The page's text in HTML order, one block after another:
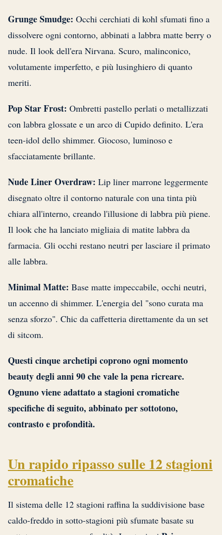
Grunge Smudge: Occhi cerchiati di kohl sfumati fino a
dissolvere ogni contorno, abbinati a labbra matte berry o
nude. Il look dell'era Nirvana. Scuro, malinconico,
volutamente imperfetto, e più lusinghiero di quanto
meriti.
Pop Star Frost: Ombretti pastello perlati o metallizzati
con labbra glossate e un arco di Cupido definito. L'era
teen-idol dello shimmer. Giocoso, luminoso e
sfacciatamente brillante.
Nude Liner Overdraw: Lip liner marrone leggermente
disegnato oltre il contorno naturale con una tinta più
chiara all'interno, creando l'illusione di labbra più piene.
Il look che ha lanciato migliaia di matite labbra da
farmacia. Gli occhi restano neutri per lasciare il primato
alle labbra.
Minimal Matte: Base matte impeccabile, occhi neutri,
un accenno di shimmer. L'energia del "sono curata ma
senza sforzo". Chic da caffetteria direttamente da un set
di sitcom.
Questi cinque archetipi coprono ogni momento
beauty degli anni 90 che vale la pena ricreare.
Ognuno viene adattato a stagioni cromatiche
specifiche di seguito, abbinato per sottotono,
contrasto e profondità.
Un rapido ripasso sulle 12 stagioni
cromatiche
Il sistema delle 12 stagioni raffina la suddivisione base
caldo-freddo in sotto-stagioni più sfumate basate su